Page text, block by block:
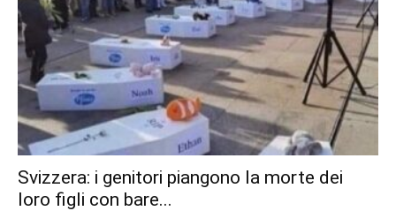
Svizzera: i genitori piangono la morte dei
loro figli con bare...